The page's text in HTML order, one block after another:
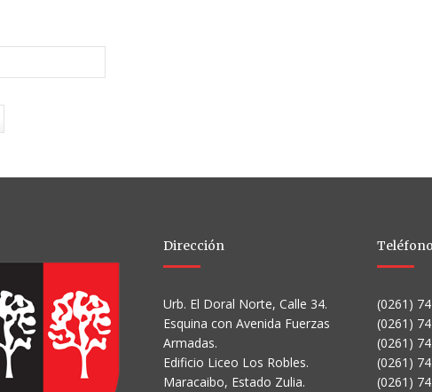
Dirección
Urb. El Doral Norte, Calle 34.
Esquina con Avenida Fuerzas
Armadas.
Edificio Liceo Los Robles.
Maracaibo, Estado Zulia.
(0261)
(0261)
(0261)
(0261)
(0261)